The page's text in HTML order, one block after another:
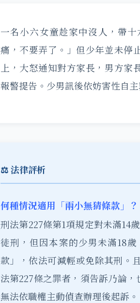
一名小六女童趁家中沒人，帶
痛，不要弄了。」但少年並未停
上，大怒通知對方家長，男方家
報警提告。少男訊後依妨害性自
⚖️ 法律評析
何種情況適用「兩小無猜條款」？
刑法第227條第1項規定對未滿14
徒刑，但因本案的少男未滿18
款」，依法可減輕或免除其刑。
法第227條之罪者，須告訴乃論
無法依職權主動偵查辦理後起訴。